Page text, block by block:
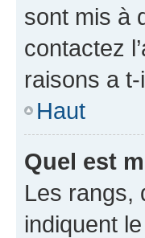
sont mis à
contactez
raisons a
Haut
Quel est
Les rangs,
indiquent